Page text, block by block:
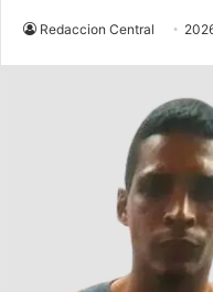
Redaccion Central